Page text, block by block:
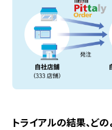
―――トライアルの結果、